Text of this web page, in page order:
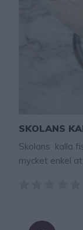
SKOLANS
Skolans kalla
mycket enkel
idag, men det